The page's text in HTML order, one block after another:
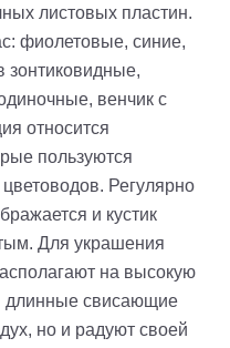
листовых пластин.
фиолетовые, синие,
зонтиковидные,
венчик с
относится
пользуются
Регулярно
и кустик
Для украшения
на высокую
длинные свисающие
но и радуют своей